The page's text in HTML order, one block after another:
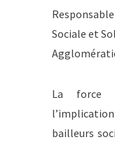
Sociale et
La force
bailleurs